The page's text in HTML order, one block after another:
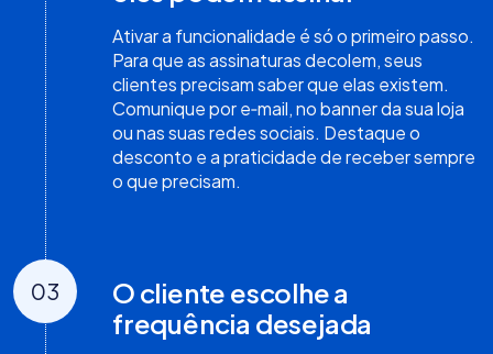
Ativar a funcionalidade é só o primeiro passo.
Para que as assinaturas decolem, seus
clientes precisam saber que elas existem.
Comunique por e‑mail, no banner da sua loja
ou nas suas redes sociais. Destaque o
desconto e a praticidade de receber sempre
o que precisam.
03
O cliente escolhe a
frequência desejada